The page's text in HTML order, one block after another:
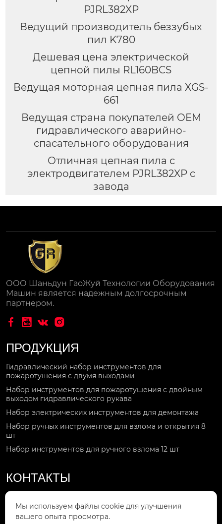
PJRL382XP
Ведущий производитель беззубых
пил K780
Дешевая цена электрической
цепной пилы RL160BCS
Ведущая моторная цепная пила XGS-
661
Ведущая страна покупателей OEM
гидравлического аварийно-
спасательного оборудования
Отличная цепная пила с
электродвигателем PJRL382XP с
завода
ООО Шаньдун ГаоЖуй Технологии Оборудования
Машин является надежным долгосрочным
партнером.
   
ПРОДУКЦИЯ
Гидравлический набор инструментов для
пожаротушения с двумя выходами
Набор инструментов для пожаротушения с двойным
выходом гидравлического рукава
Набор электрических инструментов для демонтажа
Набор ручных инструментов для взлома и открытия 8
шт
Набор инструментов для ручного взлома 12 шт
КОНТАКТЫ

+86-15092551119
Мы используем файлы cookie для улучшения
вашего опыта просмотра.